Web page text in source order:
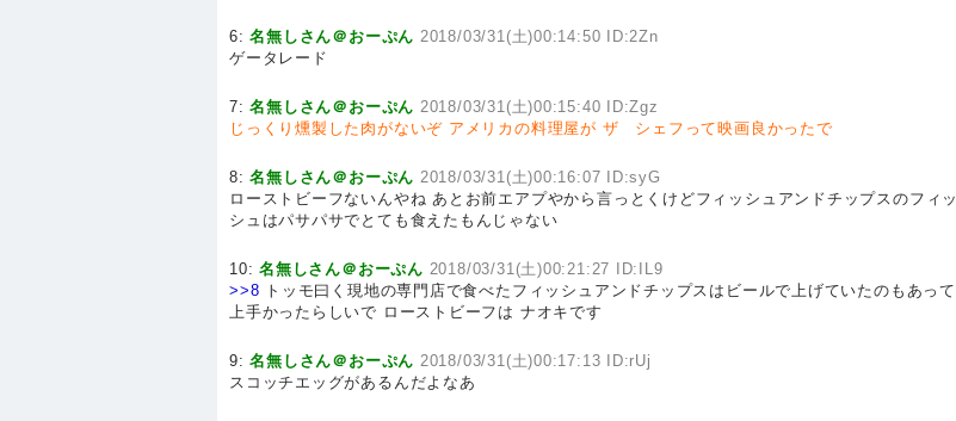
6:名無しさん＠おーぷん 2018/03/31(土)00:14:50 ID:2Zn
ゲータレード
7:名無しさん＠おーぷん 2018/03/31(土)00:15:40 ID:Zgz
じっくり燻製した肉がないぞ アメリカの料理屋が ザ シェフって映画良かったで
8:名無しさん＠おーぷん 2018/03/31(土)00:16:07 ID:syG
ローストビーフないんやね あとお前エアプやから言っとくけどフィッシュアンドチップスのフィッ
シュはパサパサでとても食えたもんじゃない
10:名無しさん＠おーぷん 2018/03/31(土)00:21:27 ID:IL9
>>8 トッモ曰く現地の専門店で食べたフィッシュアンドチップスはビールで上げていたのもあって
上手かったらしいで ローストビーフは ナオキです
9:名無しさん＠おーぷん 2018/03/31(土)00:17:13 ID:rUj
スコッチエッグがあるんだよなあ